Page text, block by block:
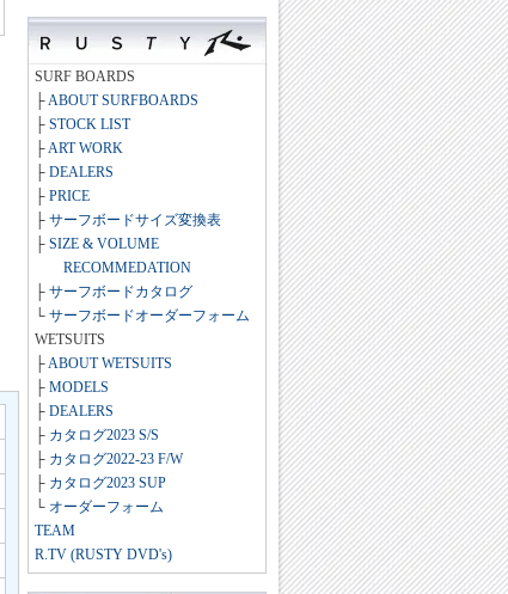
SURF BOARDS
├ABOUT SURFBOARDS
├ STOCK LIST
├ART WORK
├ DEALERS
├ PRICE
├ サーフボードサイズ変換表
├ SIZE & VOLUME
RECOMMEDATION
├ サーフボードカタログ
└ サーフボードオーダーフォーム
WETSUITS
├ABOUT WETSUITS
├ MODELS
├ DEALERS
├ カタログ2023 S/S
├ カタログ2022-23 F/W
├ カタログ2023 SUP
└ オーダーフォーム
TEAM
R.TV (RUSTY DVD's)